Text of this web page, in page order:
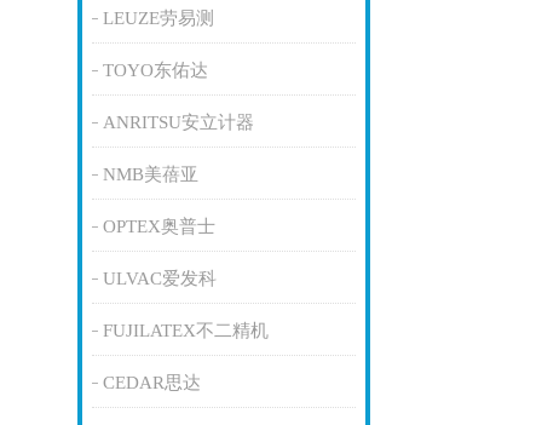
LEUZE劳易测
TOYO东佑达
ANRITSU安立计器
NMB美蓓亚
OPTEX奥普士
ULVAC爱发科
FUJILATEX不二精机
CEDAR思达